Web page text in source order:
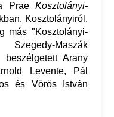
Prae Kosztolányi-
Kosztolányiról,
más "Kosztolányi-
Maszák
Arany
Levente, Pál
és Vörös István